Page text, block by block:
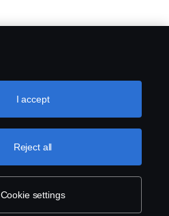
Cookie settings
Reject all
I accept